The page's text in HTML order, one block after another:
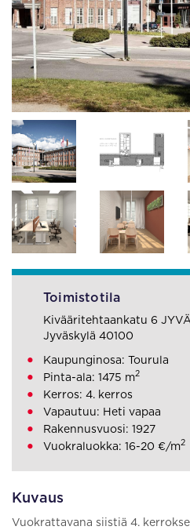
Kuvaus
Vuokrattavana siistiä 4.
Toimistotila
Kivääritehtaankatu 6
Jyväskylä 40100
Kaupunginosa: Tourula
Pinta-ala: 1475 m2
Kerros: 4. kerros
Vapautuu: Heti vapaa
Rakennusvuosi: 1927
Vuokraluokka: 16-20 €/m2